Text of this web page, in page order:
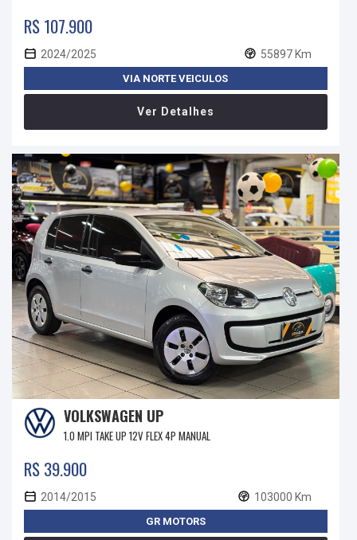
R$ 107.900
2024/2025 55897 Km
VIA NORTE VEICULOS
Ver Detalhes
VOLKSWAGEN UP
1.0 MPI TAKE UP 12V FLEX 4P MANUAL
R$ 39.900
2014/2015 103000 Km
GR MOTORS